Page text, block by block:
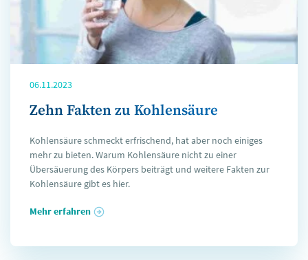
06.11.2023
Zehn Fakten zu Kohlensäure
Kohlensäure schmeckt erfrischend, hat aber noch einiges
mehr zu bieten. Warum Kohlensäure nicht zu einer
Übersäuerung des Körpers beiträgt und weitere Fakten zur
Kohlensäure gibt es hier.
Mehr erfahren